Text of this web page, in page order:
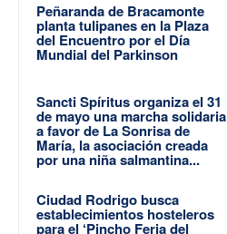
Peñaranda de Bracamonte
planta tulipanes en la Plaza
del Encuentro por el Día
Mundial del Parkinson
Sancti Spíritus organiza el 31
de mayo una marcha solidaria
a favor de La Sonrisa de
María, la asociación creada
por una niña salmantina...
Ciudad Rodrigo busca
establecimientos hosteleros
para el ‘Pincho Feria del